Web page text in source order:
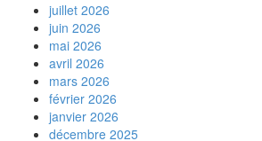
juillet 2026
juin 2026
mai 2026
avril 2026
mars 2026
février 2026
janvier 2026
décembre 2025